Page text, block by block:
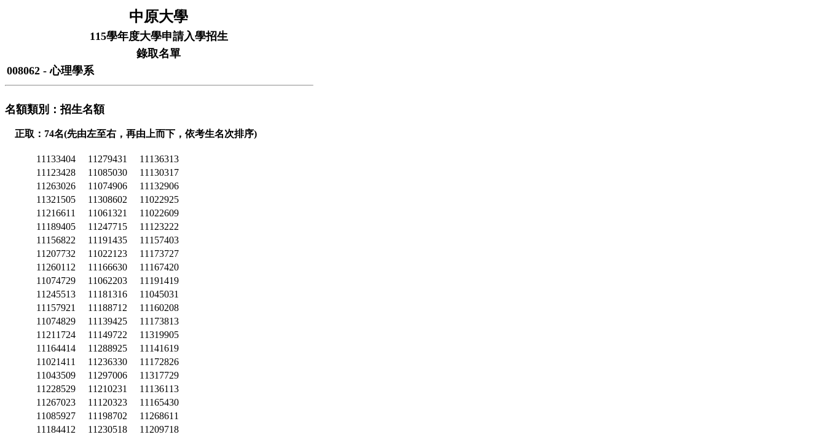
中原大學
115學年度大學申請入學招生
錄取名單
008062 - 心理學系
名額類別：招生名額
正取：74名(先由左至右，再由上而下，依考生名次排序)
11133404 11279431
11136313
11123428
11085030
11130317
11263026
11074906
11132906
11321505
11308602
11022925
11216611
11061321
11022609
11189405
11247715
11123222
11156822
11191435
11157403
11207732
11022123
11173727
11260112
11166630
11167420
11074729
11062203
11191419
11245513
11181316
11045031
11157921
11188712
11160208
11074829
11139425
11173813
11211724
11149722
11319905
11164414
11288925
11141619
11021411
11236330
11172826
11043509
11297006
11317729
11228529
11210231
11136113
11267023
11120323
11165430
11085927
11198702
11268611
11184412
11230518
11209718